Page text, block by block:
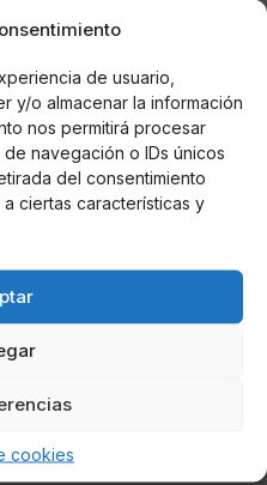
de usuario,
y/o almacenar la información
nos permitirá procesar
navegación o IDs únicos
del consentimiento
ciertas características y
cookies
acuerdo de
el ánimo de cerrar un